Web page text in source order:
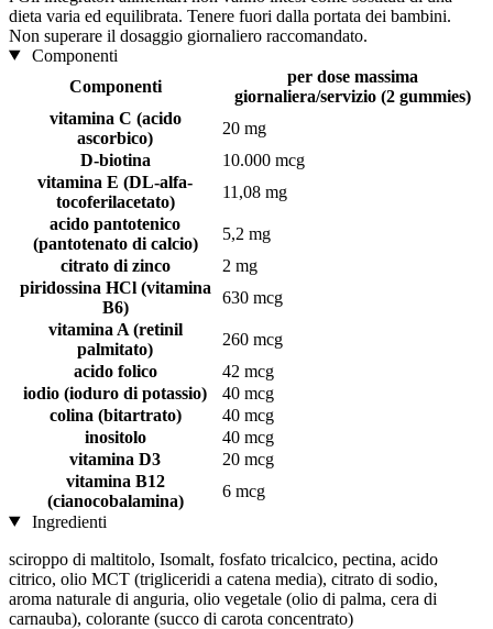
dieta varia ed equilibrata. Tenere fuori dalla portata dei bambini.
Non superare il dosaggio giornaliero raccomandato.
Componenti
Componenti
per dose massima
giornaliera/servizio (2 gummies)
vitamina C (acido
ascorbico)
20 mg
D-biotina
10.000 mcg
vitamina E (DL-alfa-
tocoferilacetato)
11,08 mg
acido pantotenico
(pantotenato di calcio)
5,2 mg
citrato di zinco
2 mg
piridossina HCl (vitamina
B6)
630 mcg
vitamina A (retinil
palmitato)
260 mcg
acido folico
42 mcg
iodio (ioduro di potassio)
40 mcg
colina (bitartrato)
40 mcg
inositolo
40 mcg
vitamina D3
20 mcg
vitamina B12
(cianocobalamina)
6 mcg
Ingredienti
sciroppo di maltitolo, Isomalt, fosfato tricalcico, pectina, acido
citrico, olio MCT (trigliceridi a catena media), citrato di sodio,
aroma naturale di anguria, olio vegetale (olio di palma, cera di
carnauba), colorante (succo di carota concentrato)